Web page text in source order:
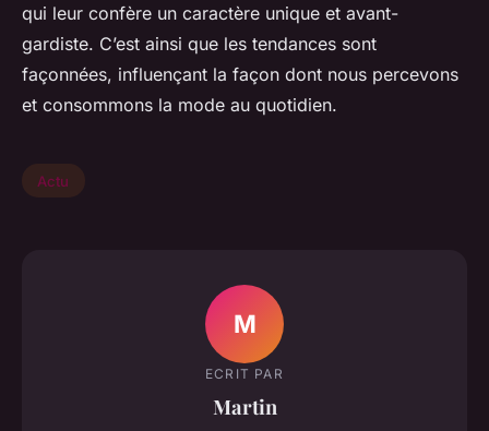
qui leur confère un caractère unique et avant-
gardiste. C’est ainsi que les tendances sont
façonnées, influençant la façon dont nous percevons
et consommons la mode au quotidien.
Actu
M
ECRIT PAR
Martin